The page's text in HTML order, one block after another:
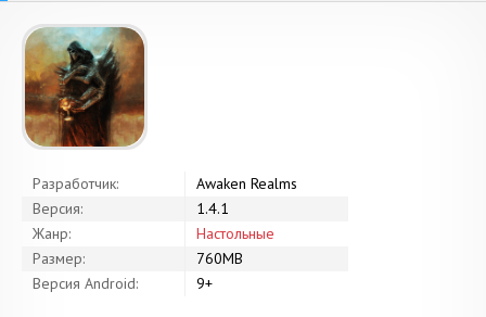
Разработчик:
Awaken Realms
Версия:
1.4.1
Жанр:
Настольные
Размер:
760MB
Версия Android:
9+